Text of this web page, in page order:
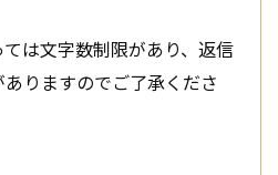
は文字数制限があり、返信
りますのでご了承くださ